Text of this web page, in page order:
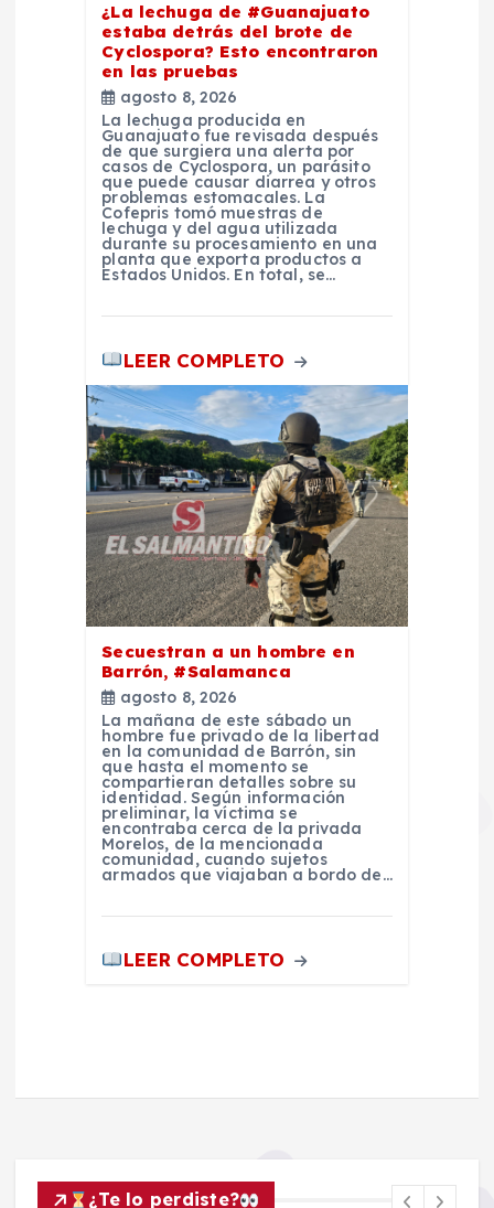
¿La lechuga de #Guanajuato
estaba detrás del brote de
Cyclospora? Esto encontraron
en las pruebas
agosto 8, 2026
La lechuga producida en
Guanajuato fue revisada después
de que surgiera una alerta por
casos de Cyclospora, un parásito
que puede causar diarrea y otros
problemas estomacales. La
Cofepris tomó muestras de
lechuga y del agua utilizada
durante su procesamiento en una
planta que exporta productos a
Estados Unidos. En total, se…
LEER COMPLETO
Secuestran a un hombre en
Barrón, #Salamanca
agosto 8, 2026
La mañana de este sábado un
hombre fue privado de la libertad
en la comunidad de Barrón, sin
que hasta el momento se
compartieran detalles sobre su
identidad. Según información
preliminar, la víctima se
encontraba cerca de la privada
Morelos, de la mencionada
comunidad, cuando sujetos
armados que viajaban a bordo de…
LEER COMPLETO
¿Te lo perdiste?